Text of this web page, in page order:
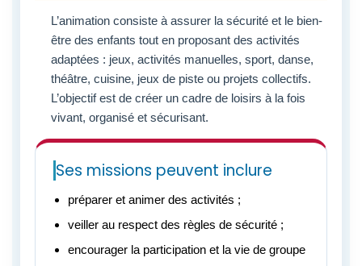
L’animation consiste à assurer la sécurité et le bien-
être des enfants tout en proposant des activités
adaptées : jeux, activités manuelles, sport, danse,
théâtre, cuisine, jeux de piste ou projets collectifs.
L’objectif est de créer un cadre de loisirs à la fois
vivant, organisé et sécurisant.
Ses missions peuvent inclure
préparer et animer des activités ;
veiller au respect des règles de sécurité ;
encourager la participation et la vie de groupe